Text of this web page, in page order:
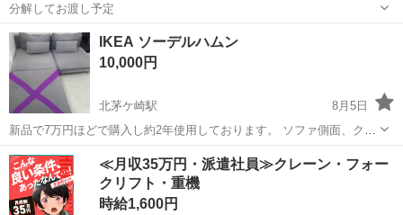
分解してお渡し予定
神奈川 横浜市
IKEA ソーデルハムン
10,000円
北茅ケ崎駅
8月5日
新品で7万円ほどで購入し約2年使用しております。 ソファ側面、クッ
ションにほつれあります(写真2〜4枚目) 別途カバーのみ買い替えてい
ただければまだまだ使用できます。 引越しでサイズが合わなくなって
しまったのでお譲りします...
神奈川 茅ヶ崎市 北茅ケ崎駅 ソファ ソーデルハムン
≪月収35万円・派遣社員≫クレーン・フォー
クリフト・重機
時給1,600円